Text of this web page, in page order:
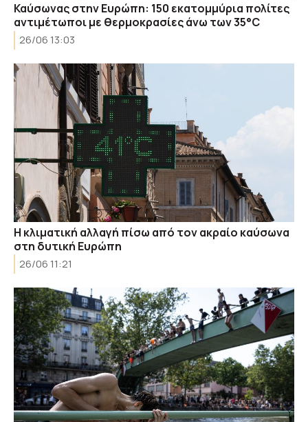
Καύσωνας στην Ευρώπη: 150 εκατομμύρια πολίτες
αντιμέτωποι με θερμοκρασίες άνω των 35°C
26/06 13:03
Η κλιματική αλλαγή πίσω από τον ακραίο καύσωνα
στη δυτική Ευρώπη
26/06 11:21